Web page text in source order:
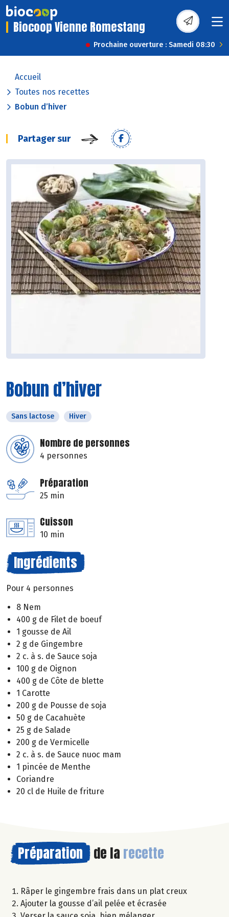
Biocoop Vienne Romestang
Prochaine ouverture : Samedi 08:30
Accueil
Toutes nos recettes
Bobun d’hiver
Partager sur
Bobun d’hiver
Sans lactose Hiver
Nombre de personnes
4 personnes
Préparation
25 min
Cuisson
10 min
Ingrédients
Pour 4 personnes
8 Nem
400 g de Filet de boeuf
1 gousse de Ail
2 g de Gingembre
2 c. à s. de Sauce soja
100 g de Oignon
400 g de Côte de blette
1 Carotte
200 g de Pousse de soja
50 g de Cacahuète
25 g de Salade
200 g de Vermicelle
2 c. à s. de Sauce nuoc mam
1 pincée de Menthe
Coriandre
20 cl de Huile de friture
Préparation de la recette
Râper le gingembre frais dans un plat creux
Ajouter la gousse d’ail pelée et écrasée